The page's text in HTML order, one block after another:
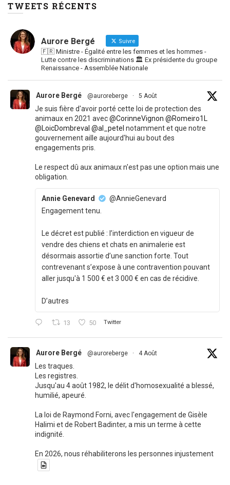
TWEETS RÉCENTS
Aurore Bergé Suivre
🇫🇷 Ministre - Égalité entre les femmes et les hommes -
Lutte contre les discriminations 🏛 Ex présidente du groupe
Renaissance - Assemblée Nationale
Aurore Bergé @auroreberge · 5 Août
Je suis fière d'avoir porté cette loi de protection des
animaux en 2021 avec@CorinneVignon @Romeiro1L
@LoicDombreval @al_petel notamment et que notre
gouvernement aille aujourd'hui au bout des
engagements pris.
Le respect dû aux animaux n'est pas une option mais une
obligation.
Annie Genevard
@AnnieGenevard
Engagement tenu.
Le décret est publié : l’interdiction en vigueur de
vendre des chiens et chats en animalerie est
désormais assortie d’une sanction forte. Tout
contrevenant s’expose à une contravention pouvant
aller jusqu'à 1 500 € et 3 000 € en cas de récidive.
D’autres
13 50 Twitter
Aurore Bergé @auroreberge · 4 Août
Les traques.
Les registres.
Jusqu'au 4 août 1982, le délit d'homosexualité a blessé,
humilié, apeuré.
La loi de Raymond Forni, avec l'engagement de Gisèle
Halimi et de Robert Badinter, a mis un terme à cette
indignité.
En 2026, nous réhabiliterons les personnes injustement